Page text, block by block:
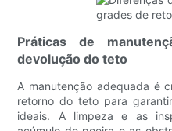
Práticas de
devolução do teto
A manutenção adequada é
retorno do teto para
ideais. A limpeza e as